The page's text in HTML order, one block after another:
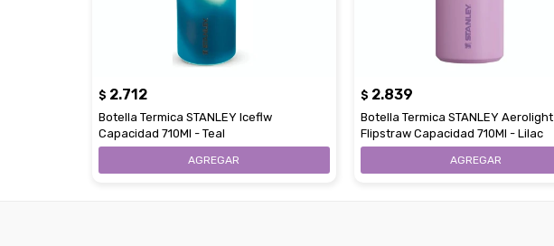
$ 2.712
Botella Termica STANLEY Iceflw
Capacidad 710Ml - Teal
$ 2.839
Botella Termica STANLEY Aerolight
Flipstraw Capacidad 710Ml - Lilac